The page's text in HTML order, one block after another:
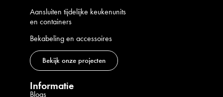
Aansluiten tijdelijke keukenunits
en containers
Bekabeling en accessoires
Bekijk onze projecten
Informatie
Blogs